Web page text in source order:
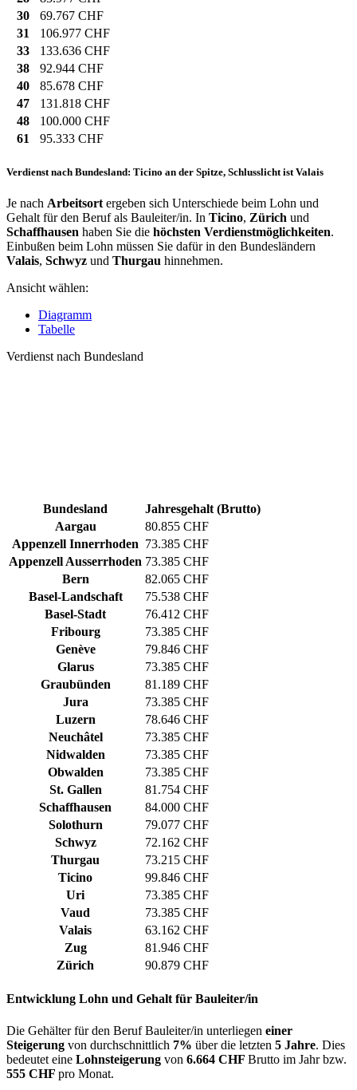
30
69.767 CHF
31
106.977 CHF
33
133.636 CHF
38
92.944 CHF
40
85.678 CHF
47
131.818 CHF
48
100.000 CHF
61
95.333 CHF
Verdienst nach Bundesland: Ticino an der Spitze, Schlusslicht ist Valais
Je nach Arbeitsort ergeben sich Unterschiede beim Lohn und
Gehalt für den Beruf als Bauleiter/in. In Ticino, Zürich und
Schaffhausen haben Sie die höchsten Verdienstmöglichkeiten.
Einbußen beim Lohn müssen Sie dafür in den Bundesländern
Valais, Schwyz und Thurgau hinnehmen.
Ansicht wählen:
Diagramm
Tabelle
Verdienst nach Bundesland
Bundesland
Jahresgehalt (Brutto)
Aargau
80.855 CHF
Appenzell Innerrhoden 73.385 CHF
Appenzell Ausserrhoden 73.385 CHF
Bern
82.065 CHF
Basel-Landschaft
75.538 CHF
Basel-Stadt
76.412 CHF
Fribourg
73.385 CHF
Genève
79.846 CHF
Glarus
73.385 CHF
Graubünden
81.189 CHF
Jura
73.385 CHF
Luzern
78.646 CHF
Neuchâtel
73.385 CHF
Nidwalden
73.385 CHF
Obwalden
73.385 CHF
St. Gallen
81.754 CHF
Schaffhausen
84.000 CHF
Solothurn
79.077 CHF
Schwyz
72.162 CHF
Thurgau
73.215 CHF
Ticino
99.846 CHF
Uri
73.385 CHF
Vaud
73.385 CHF
Valais
63.162 CHF
Zug
81.946 CHF
Zürich
90.879 CHF
Entwicklung Lohn und Gehalt für Bauleiter/in
Die Gehälter für den Beruf Bauleiter/in unterliegen einer
Steigerung von durchschnittlich 7% über die letzten 5 Jahre. Dies
bedeutet eine Lohnsteigerung von 6.664 CHF Brutto im Jahr bzw.
555 CHF pro Monat.